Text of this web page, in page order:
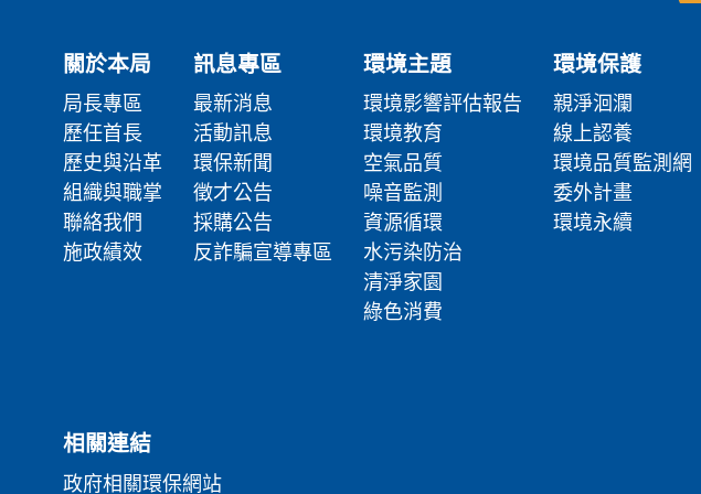
關於本局
局長專區
歷任首長
歷史與沿革
組織與職掌
聯絡我們
施政績效
訊息專區
最新消息
活動訊息
環保新聞
徵才公告
採購公告
反詐騙宣導專區
環境主題
環境影響評估報告
環境教育
空氣品質
噪音監測
資源循環
水污染防治
清淨家園
綠色消費
環境保護
親淨洄瀾
線上認養
環境品質監測網
委外計畫
環境永續
相關連結
政府相關環保網站